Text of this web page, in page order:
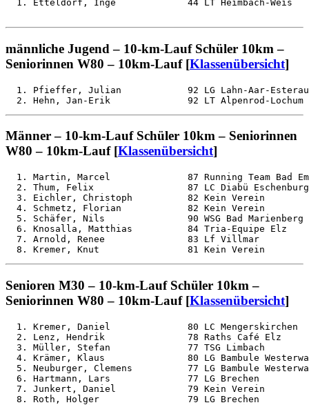
männliche Jugend – 10-km-Lauf Schüler 10km –
Seniorinnen W80 – 10km-Lauf [Klassenübersicht]
1. Pfieffer, Julian            92 LG Lahn-Aar-
Männer – 10-km-Lauf Schüler 10km – Seniorinnen
W80 – 10km-Lauf [Klassenübersicht]
1. Martin, Marcel              87 Running Team Bad
2. Thum, Felix                 87 LC Diabü
3. Eichler, Christoph          82 Kein Verein
4. Schmetz, Florian            82 Kein Verein
5. Schäfer, Nils               90 WSG Bad Marienberg
6. Knosalla, Matthias          84 Tria-Equipe Elz
7. Arnold, Renee               83 Lf Villmar
Senioren M30 – 10-km-Lauf Schüler 10km –
Seniorinnen W80 – 10km-Lauf [Klassenübersicht]
1. Kremer, Daniel              80 LC Mengerskirchen
2. Lenz, Hendrik               78 Raths Café Elz
3. Müller, Stefan              77 TSG Limbach
4. Krämer, Klaus               80 LG Bambule
5. Neuburger, Clemens          77 LG Bambule
6. Hartmann, Lars              77 LG Brechen
7. Junkert, Daniel             79 Kein Verein
8. Roth, Holger                79 LG Brechen